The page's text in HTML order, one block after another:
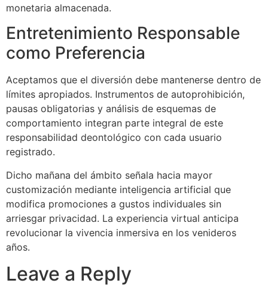
monetaria almacenada.
Entretenimiento Responsable
como Preferencia
Aceptamos que el diversión debe mantenerse dentro de
límites apropiados. Instrumentos de autoprohibición,
pausas obligatorias y análisis de esquemas de
comportamiento integran parte integral de este
responsabilidad deontológico con cada usuario
registrado.
Dicho mañana del ámbito señala hacia mayor
customización mediante inteligencia artificial que
modifica promociones a gustos individuales sin
arriesgar privacidad. La experiencia virtual anticipa
revolucionar la vivencia inmersiva en los venideros
años.
Leave a Reply